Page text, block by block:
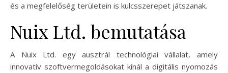
és a megfelelőség területein is kulcsszerepet játszanak.
Nuix Ltd. bemutatása
A Nuix Ltd. egy ausztrál technológiai vállalat, amely
innovatív szoftvermegoldásokat kínál a digitális nyomozás